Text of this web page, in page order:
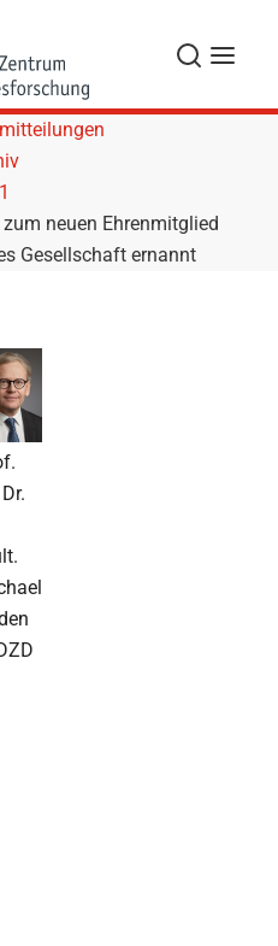
Suche
neuen Ehrenmitglied
Gesellschaft ernannt